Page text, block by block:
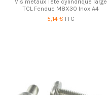
Vis métaux Tête cylindrique large
TCL Fendue M8X30 Inox A4
5,14 €TTC